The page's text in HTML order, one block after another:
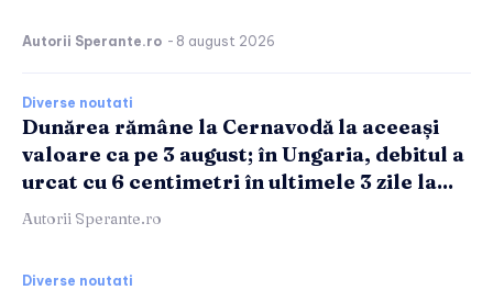
Autorii Sperante.ro - 8 august 2026
Diverse noutati
Dunărea rămâne la Cernavodă la aceeași
valoare ca pe 3 august; în Ungaria, debitul a
urcat cu 6 centimetri în ultimele 3 zile la...
Autorii Sperante.ro
Diverse noutati